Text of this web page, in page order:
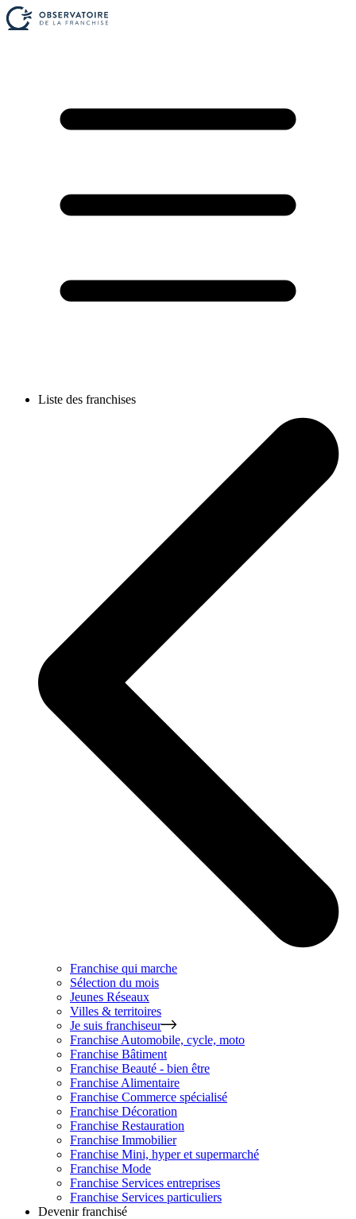
Liste des franchises
Franchise qui marche
Sélection du mois
Jeunes Réseaux
Villes & territoires
Je suis franchiseur
Franchise Automobile, cycle, moto
Franchise Bâtiment
Franchise Beauté - bien être
Franchise Alimentaire
Franchise Commerce spécialisé
Franchise Décoration
Franchise Restauration
Franchise Immobilier
Franchise Mini, hyper et supermarché
Franchise Mode
Franchise Services entreprises
Franchise Services particuliers
Devenir franchisé